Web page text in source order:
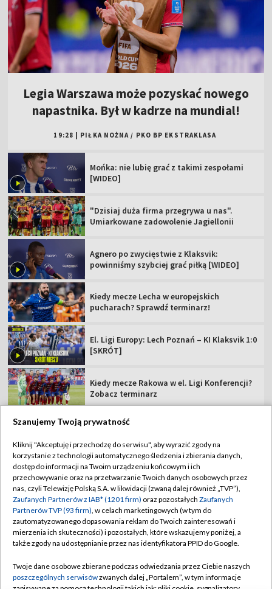
Legia Warszawa może pozyskać nowego
napastnika. Był w kadrze na mundial!
19:28 PIŁKA NOŻNA / PKO BP EKSTRAKLASA
Mońka: nie lubię grać z takimi zespołami
[WIDEO]
"Dzisiaj duża firma przegrywa u nas".
Umiarkowane zadowolenie Jagiellonii
Agnero po zwycięstwie z Klaksvik:
powinniśmy szybciej grać piłką [WIDEO]
Kiedy mecze Lecha w europejskich
pucharach? Sprawdź terminarz!
El. Ligi Europy: Lech Poznań – KI Klaksvik 1:0
[SKRÓT]
Kiedy mecze Rakowa w el. Ligi Konferencji?
Zobacz terminarz
TVP
Abonament TVP
Sklep TVP
Biuro Reklamy
Oferta Handlowa
Emisja w TVP
Regulamin TVP
Polityka prywatności
Moje zgody
Biuro reklamy
Szanujemy Twoją prywatność
Kliknij "Akceptuję i przechodzę do serwisu", aby wyrazić zgody na
korzystanie z technologii automatycznego śledzenia i zbierania danych,
dostęp do informacji na Twoim urządzeniu końcowym i ich
przechowywanie oraz na przetwarzanie Twoich danych osobowych przez
nas, czyli Telewizję Polską S.A. w likwidacji (zwaną dalej również „TVP”),
Zaufanych Partnerów z IAB* (1201 firm) oraz pozostałych Zaufanych
Partnerów TVP (93 firm), w celach marketingowych (w tym do
zautomatyzowanego dopasowania reklam do Twoich zainteresowań i
mierzenia ich skuteczności) i pozostałych, które wskazujemy poniżej, a
także zgody na udostępnianie przez nas identyfikatora PPID do Google.
Twoje dane osobowe zbierane podczas odwiedzania przez Ciebie naszych
poszczególnych serwisówzwanych dalej „Portalem”, w tym informacje